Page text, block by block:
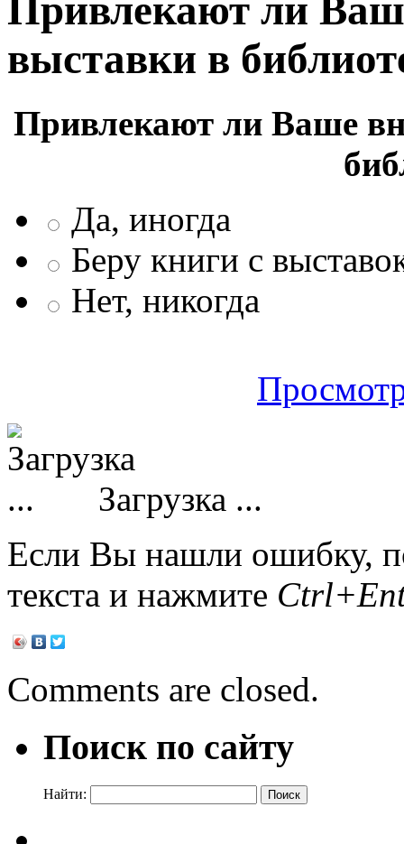
Привлекают ли
выставки в
Привлекают ли Ваше
Да, иногда
Беру книги с
Нет, никогда
Загрузка ...
Если Вы нашли ошибку,
текста и нажмите
Comments are closed.
Поиск по сайту
Найти: